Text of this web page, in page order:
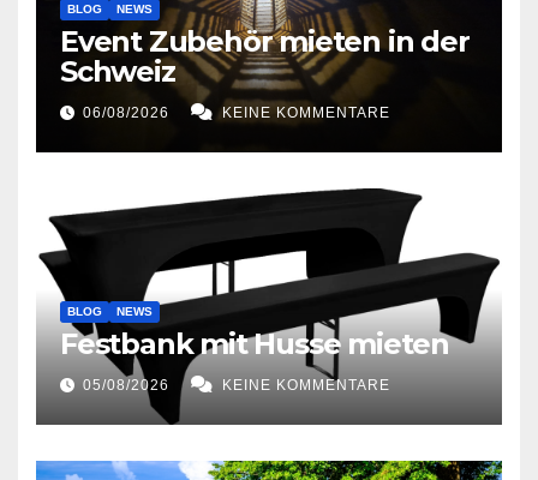
BLOG NEWS
Event Zubehör mieten in der
Schweiz
06/08/2026 KEINE KOMMENTARE
BLOG NEWS
Festbank mit Husse mieten
05/08/2026 KEINE KOMMENTARE